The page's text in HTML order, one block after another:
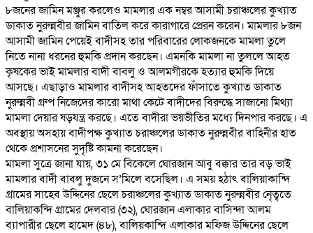
৮জনের জামিন মঞ্জুর করলেও মামলার এক নম্বর আসামী চরাঞ্চলের কুখ্যাত
ডাকাত নুরুন্নবীর জামিন বাতিল করে কারাগারে প্রেরন করেন। মামলার ৮জন
আসামী জামিন পেয়েই বাদীসহ তার পরিবারের লোকজনকে মামলা তুলে
নিতে নানা ধরনের হুমকি প্রদান করছেন। এমনকি মামলা না তুললে আহত
কৃষকের ভাই মামলার বাদী বাবলু ও আলমগীরকে হত্যার হুমকি দিয়ে
আসছে। এছাড়াও মামলার বাদীসহ আহতদের ফাঁসাতে কুখ্যাত ডাকাত
নুরুন্নবী গ্রুপ নিজেদের কারো মাথা কেটে বাদীদের বিরুদ্ধে সাজানো মিথ্যা
মামলা দেয়ার ষড়যন্ত্র করছে। এতে বাদীরা ভয়ভীতির মধ্যে দিনপার করছে। এ
অবস্থায় অসহায় বাদীপক্ষ কুখ্যাত চরাঞ্চলের ডাকাত নুরুন্নবীর বাহিনীর হাত
থেকে প্রশাসনের সুদৃষ্টি কামনা করেছেন।
মামলা সুত্রে জানা যায়, ৩১ মে বিকেলে ঘোরজান আবু বক্কার তার বড় ভাই
মামলার বাদী বাবলু দুজনে স’মিলে বসেছিল। এ সময় হঠাৎ বালিয়াকান্দি
গ্রামের সাহেব উদ্দিনের ছেলে চরাঞ্চলের কুখ্যাত ডাকাত নুরুন্নবীর নেৃত্বতে
বালিয়াকন্দি গ্রামের দেলবার (৩২), ঘোরজান এলাকার বাসিন্দা আলম
ব্যাপারীর ছেলে হামেদ (৪৮), বালিয়কান্দি এলাকার মফিজ উদ্দিনের ছেলে